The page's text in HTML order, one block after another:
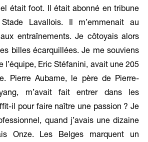
était foot. Il était abonné en tribune
Lavallois. Il m’emmenait au
entraînements. Je côtoyais alors
billes écarquillées. Je me souviens
l’équipe, Eric Stéfanini, avait une 205
Pierre Aubame, le père de Pierre-
m’avait fait entrer dans les
il pour faire naître une passion ? Je
quand j’avais une dizaine
Onze. Les Belges marquent un